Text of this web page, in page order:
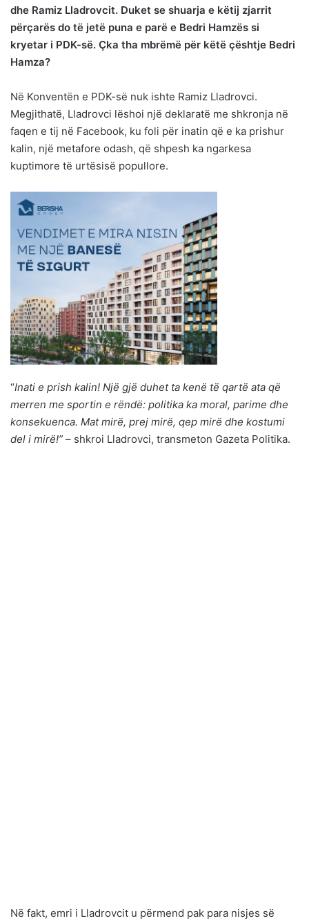
dhe Ramiz Lladrovcit. Duket se shuarja e këtij zjarrit
përçarës do të jetë puna e parë e Bedri Hamzës si
kryetar i PDK-së. Çka tha mbrëmë për këtë çështje Bedri
Hamza?
Në Konventën e PDK-së nuk ishte Ramiz Lladrovci.
Megjithatë, Lladrovci lëshoi një deklaratë me shkronja në
faqen e tij në Facebook, ku foli për inatin që e ka prishur
kalin, një metafore odash, që shpesh ka ngarkesa
kuptimore të urtësisë popullore.
“Inati e prish kalin! Një gjë duhet ta kenë të qartë ata që
merren me sportin e rëndë: politika ka moral, parime dhe
konsekuenca. Mat mirë, prej mirë, qep mirë dhe kostumi
del i mirë!” – shkroi Lladrovci, transmeton Gazeta Politika.
Në fakt, emri i Lladrovcit u përmend pak para nisjes së